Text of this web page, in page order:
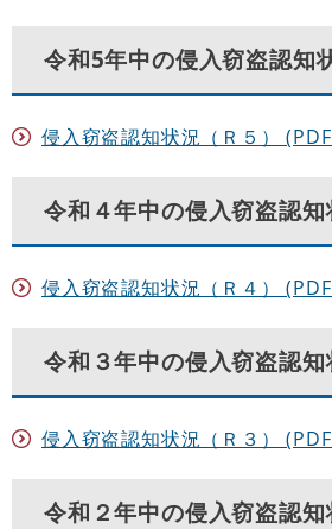
令和5年中の侵入窃盗認知
侵入窃盗認知状況（Ｒ５）
令和４年中の侵入窃盗認知
侵入窃盗認知状況（Ｒ４）
令和３年中の侵入窃盗認知
侵入窃盗認知状況（Ｒ３）
令和２年中の侵入窃盗認知